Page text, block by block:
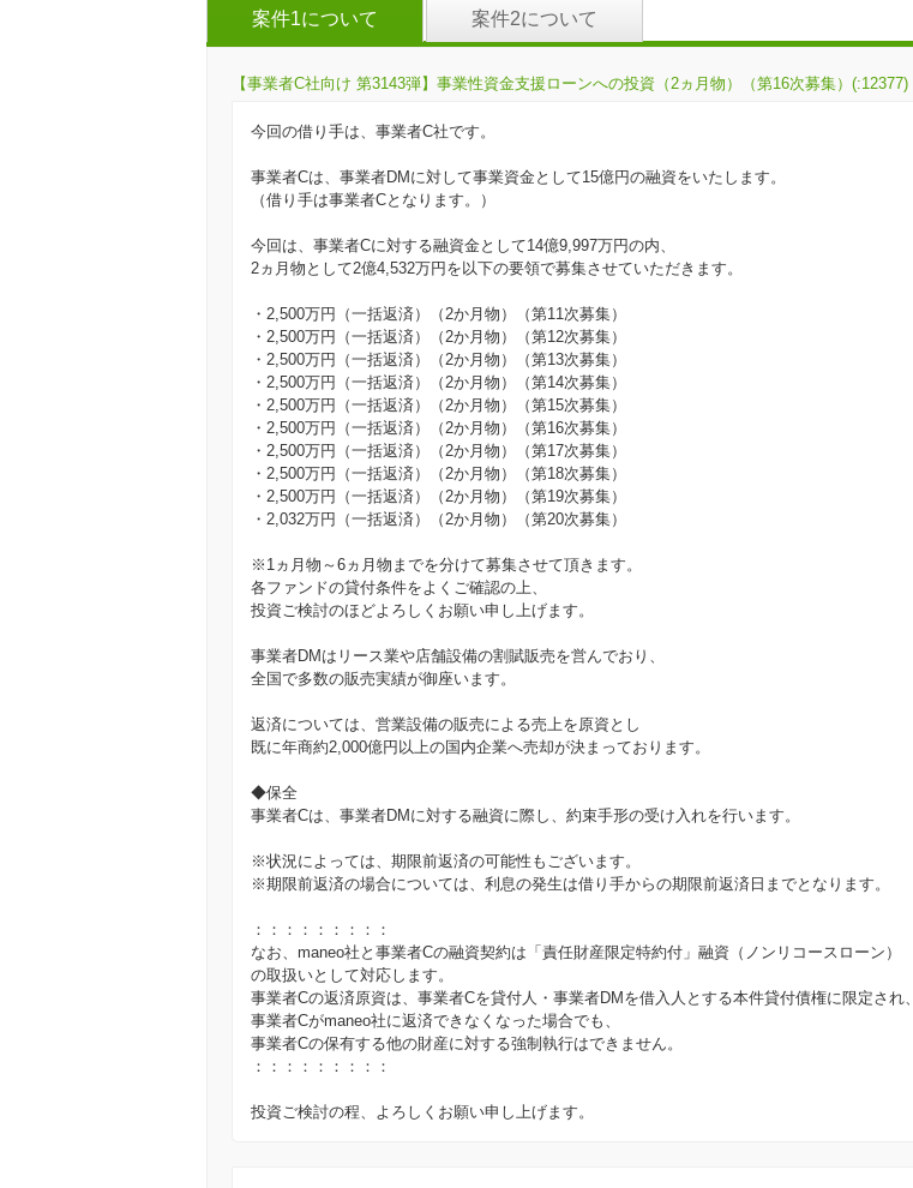
案件1について 案件2について
【事業者C社向け 第3143弾】事業性資金支援ローンへの投資（2ヵ月物）（第16次募集）(:12377)
今回の借り手は、事業者C社です。
事業者Cは、事業者DMに対して事業資金として15億円の融資をいたします。
（借り手は事業者Cとなります。）
今回は、事業者Cに対する融資金として14億9,997万円の内、
2ヵ月物として2億4,532万円を以下の要領で募集させていただきます。
・2,500万円（一括返済）（2か月物）（第11次募集）
・2,500万円（一括返済）（2か月物）（第12次募集）
・2,500万円（一括返済）（2か月物）（第13次募集）
・2,500万円（一括返済）（2か月物）（第14次募集）
・2,500万円（一括返済）（2か月物）（第15次募集）
・2,500万円（一括返済）（2か月物）（第16次募集）
・2,500万円（一括返済）（2か月物）（第17次募集）
・2,500万円（一括返済）（2か月物）（第18次募集）
・2,500万円（一括返済）（2か月物）（第19次募集）
・2,032万円（一括返済）（2か月物）（第20次募集）
※1ヵ月物～6ヵ月物までを分けて募集させて頂きます。
各ファンドの貸付条件をよくご確認の上、
投資ご検討のほどよろしくお願い申し上げます。
事業者DMはリース業や店舗設備の割賦販売を営んでおり、
全国で多数の販売実績が御座います。
返済については、営業設備の販売による売上を原資とし
既に年商約2,000億円以上の国内企業へ売却が決まっております。
◆保全
事業者Cは、事業者DMに対する融資に際し、約束手形の受け入れを行います。
※状況によっては、期限前返済の可能性もございます。
※期限前返済の場合については、利息の発生は借り手からの期限前返済日までとなります。
：：：：：：：：：
なお、maneo社と事業者Cの融資契約は「責任財産限定特約付」融資（ノンリコースローン）
の取扱いとして対応します。
事業者Cの返済原資は、事業者Cを貸付人・事業者DMを借入人とする本件貸付債権に限定され、
事業者Cがmaneo社に返済できなくなった場合でも、
事業者Cの保有する他の財産に対する強制執行はできません。
：：：：：：：：：
投資ご検討の程、よろしくお願い申し上げます。